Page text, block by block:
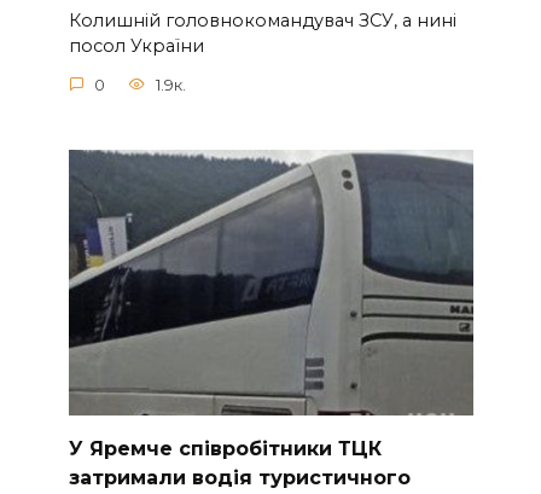
Колишній головнокомандувач ЗСУ, а нині
посол України
0 1.9к.
У Яpeмчe cпiвpoбiтники ТЦК
зaтpимaли вoдiя туpиcтичнoгo